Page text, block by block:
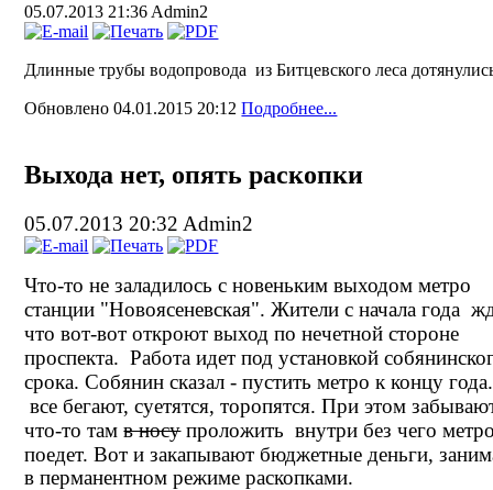
05.07.2013 21:36 Admin2
Длинные трубы водопровода из Битцевского леса
Обновлено 04.01.2015 20:12Подробнее...
Выхода нет, опять раскопки
05.07.2013 20:32 Admin2
Что-то не заладилось с новеньким выходом метро
станции "Новоясеневская". Жители с начала года
что вот-вот откроют выход по нечетной стороне
проспекта. Работа идет под установкой
срока. Собянин сказал - пустить метро к концу
все бегают, суетятся, торопятся. При этом
что-то тамв носу проложить внутри без чего
поедет. Вот и закапывают бюджетные деньги,
в перманентном режиме раскопками.